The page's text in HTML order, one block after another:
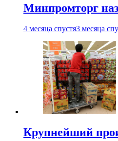
Минпромторг
4 месяца спустя3 месяца
Крупнейший